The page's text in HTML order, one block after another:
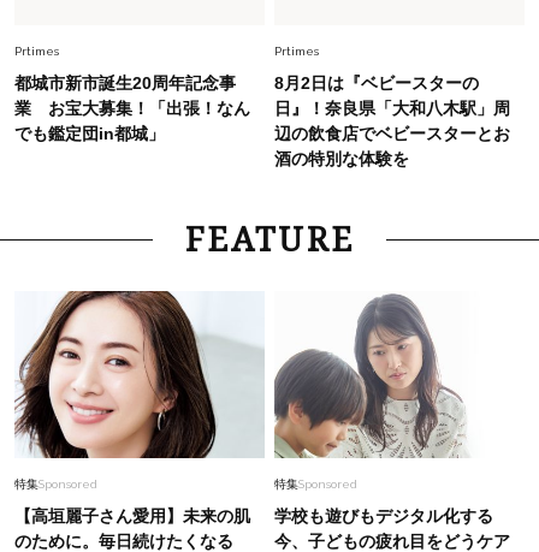
やぐ【甘め黒アイテム】3選
Prtimes
都城市新市誕生20周年記念事
業 お宝大募集！「出張！なん
でも鑑定団in都城」
Prtimes
8月2日は『ベビースターの
日』！奈良県「大和八木駅」周
辺の飲食店でベビースターとお
酒の特別な体験を
FEATURE
特集Sponsored
【高垣麗子さん愛用】未来の肌
のために。毎日続けたくなる
特集Sponsored
学校も遊びもデジタル化する
今、子どもの疲れ目をどうケア